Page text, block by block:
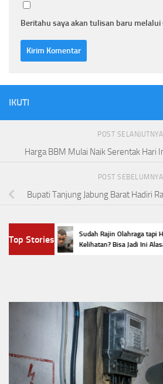
Beritahu saya akan tulisan baru melalui
IKUTI
POST SELANJUTNYA
Harga BBM Mulai Naik Serentak Hari
POST SEBELUMNYA
Bupati Tanjung Jabung Barat Hadiri
Top Stories
Sudah Rajin Olahraga tapi Hasil
Kelihatan? Bisa Jadi Ini